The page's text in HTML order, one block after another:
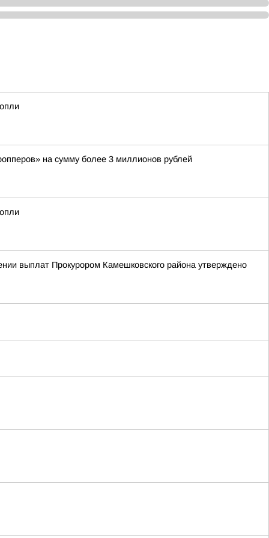
на сумму более 3 миллионов рублей
выплат Прокурором Камешковского района утверждено